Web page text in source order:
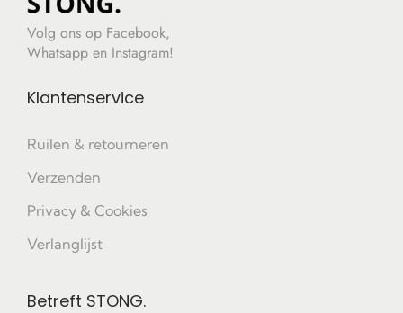
Volg ons op Facebook,
Whatsapp en Instagram!
Klantenservice
Ruilen & retourneren
Verzenden
Privacy & Cookies
Verlanglijst
Betreft STONG.